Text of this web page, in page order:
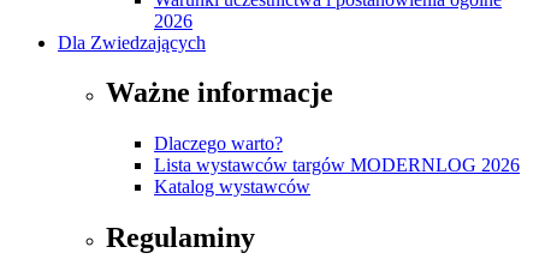
2026
Dla Zwiedzających
Ważne informacje
Dlaczego warto?
Lista wystawców targów MODERNLOG 2026
Katalog wystawców
Regulaminy